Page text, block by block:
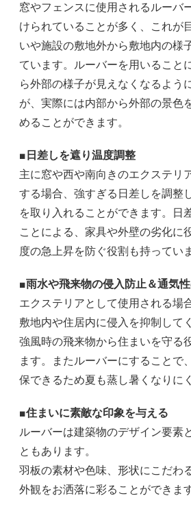
窓やフェンスに使用されるルーバ
けられていることが多く、これが
いや施設の敷地外から敷地内の様
ています。ルーバーを用いること
ら外部の様子が見えなくなるよう
が、実際には内部から外部の景色
めることができます。
■日差しを遮り温度調整
主に窓や西や南向きのエクステリ
する場合、強すぎる日差しを調整
を取り入れることができます。日
ことによる、家具や外壁の劣化に
度の急上昇を防ぐ役割も持ってい
■雨水や飛来物の侵入防止＆通気
エクステリアとして使用される場
敷地内や住居内に侵入を抑制して
強風時の飛来物から住まいを守る
ます。またルーバーにすることで
保できるため夏も蒸し暑くなりに
■住まいに素敵な印象を与える
ルーバーは建築物のデザイン要素
ともあります。
羽板の素材や色味、形状にこだわ
外観をお洒落に彩ることができます